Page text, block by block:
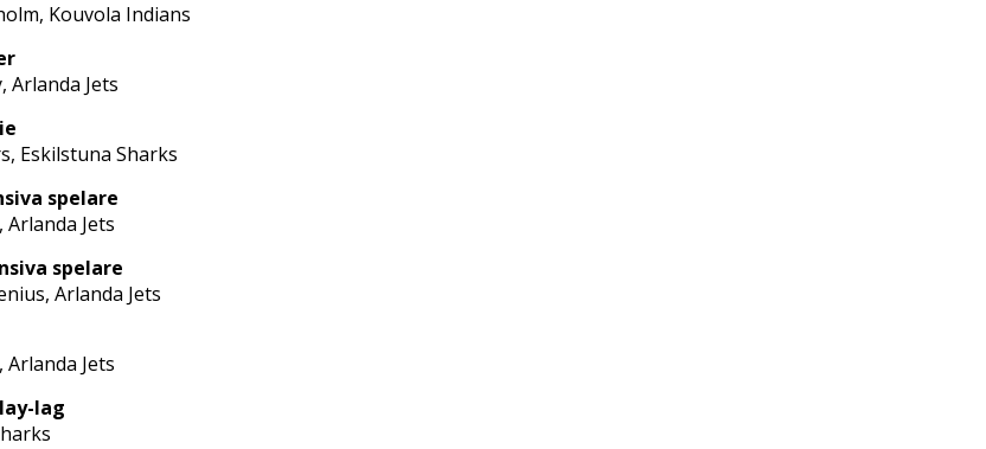
Kouvola Indians
Arlanda Jets
Eskilstuna Sharks
spelare
Jets
spelare
Arlanda Jets
Jets
lag